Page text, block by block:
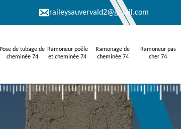
raileysauvervald2@gmail.com
Pose de tubage de
cheminée 74
Ramoneur poêle
et cheminée 74
Ramonage de
cheminée 74
Ramoneur pas
cher 74